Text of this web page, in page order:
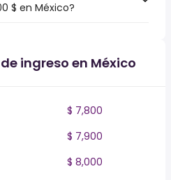
$ en México?
ingreso en México
$ 7,800
$ 7,900
$ 8,000